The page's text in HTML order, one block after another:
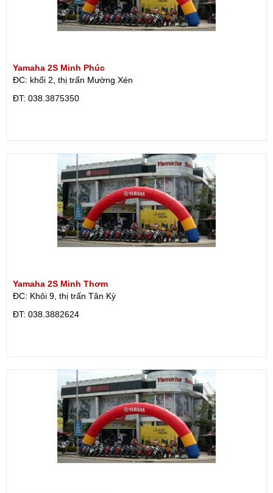
Yamaha 2S Minh Phúc
ĐC: khối 2, thị trấn Mường Xén
ÐT: 038.3875350
Yamaha 2S Minh Thơm
ĐC: Khôi 9, thị trấn Tân Kỳ
ÐT: 038.3882624